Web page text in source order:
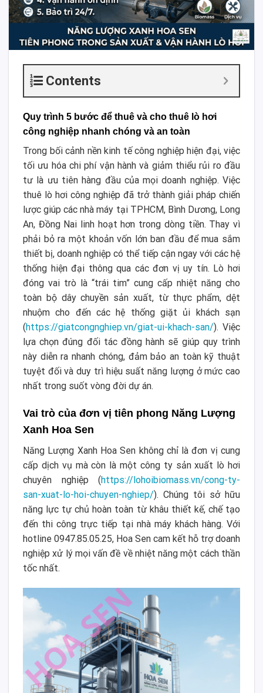
Contents
Quy trình 5 bước để thuê và cho thuê lò hơi
công nghiệp nhanh chóng và an toàn
Trong bối cảnh nền kinh tế công nghiệp hiện đại, việc
tối ưu hóa chi phí vận hành và giảm thiểu rủi ro đầu
tư là ưu tiên hàng đầu của mọi doanh nghiệp. Việc
thuê lò hơi công nghiệp đã trở thành giải pháp chiến
lược giúp các nhà máy tại TPHCM, Bình Dương, Long
An, Đồng Nai linh hoạt hơn trong dòng tiền. Thay vì
phải bỏ ra một khoản vốn lớn ban đầu để mua sắm
thiết bị, doanh nghiệp có thể tiếp cận ngay với các hệ
thống hiện đại thông qua các đơn vị uy tín. Lò hơi
đóng vai trò là “trái tim” cung cấp nhiệt năng cho
toàn bộ dây chuyền sản xuất, từ thực phẩm, dệt
nhuộm cho đến các hệ thống giặt ủi khách sạn
(https://giatcongnghiep.vn/giat-ui-khach-san/). Việc
lựa chọn đúng đối tác đồng hành sẽ giúp quy trình
này diễn ra nhanh chóng, đảm bảo an toàn kỹ thuật
tuyệt đối và duy trì hiệu suất năng lượng ở mức cao
nhất trong suốt vòng đời dự án.
Vai trò của đơn vị tiên phong Năng Lượng
Xanh Hoa Sen
Năng Lượng Xanh Hoa Sen không chỉ là đơn vị cung
cấp dịch vụ mà còn là một công ty sản xuất lò hơi
chuyên nghiệp (https://lohoibiomass.vn/cong-ty-
san-xuat-lo-hoi-chuyen-nghiep/). Chúng tôi sở hữu
năng lực tự chủ hoàn toàn từ khâu thiết kế, chế tạo
đến thi công trực tiếp tại nhà máy khách hàng. Với
hotline 0947.85.05.25, Hoa Sen cam kết hỗ trợ doanh
nghiệp xử lý mọi vấn đề về nhiệt năng một cách thần
tốc nhất.